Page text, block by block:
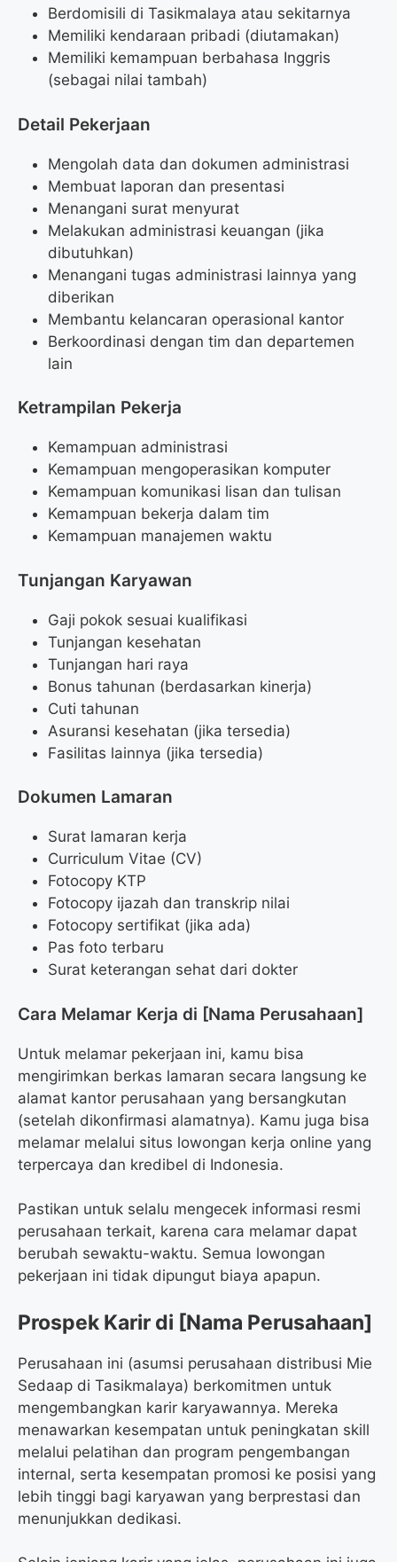
Berdomisili di Tasikmalaya atau sekitarnya
Memiliki kendaraan pribadi (diutamakan)
Memiliki kemampuan berbahasa Inggris
(sebagai nilai tambah)
Detail Pekerjaan
Mengolah data dan dokumen administrasi
Membuat laporan dan presentasi
Menangani surat menyurat
Melakukan administrasi keuangan (jika
dibutuhkan)
Menangani tugas administrasi lainnya yang
diberikan
Membantu kelancaran operasional kantor
Berkoordinasi dengan tim dan departemen
lain
Ketrampilan Pekerja
Kemampuan administrasi
Kemampuan mengoperasikan komputer
Kemampuan komunikasi lisan dan tulisan
Kemampuan bekerja dalam tim
Kemampuan manajemen waktu
Tunjangan Karyawan
Gaji pokok sesuai kualifikasi
Tunjangan kesehatan
Tunjangan hari raya
Bonus tahunan (berdasarkan kinerja)
Cuti tahunan
Asuransi kesehatan (jika tersedia)
Fasilitas lainnya (jika tersedia)
Dokumen Lamaran
Surat lamaran kerja
Curriculum Vitae (CV)
Fotocopy KTP
Fotocopy ijazah dan transkrip nilai
Fotocopy sertifikat (jika ada)
Pas foto terbaru
Surat keterangan sehat dari dokter
Cara Melamar Kerja di [Nama Perusahaan]
Untuk melamar pekerjaan ini, kamu bisa
mengirimkan berkas lamaran secara langsung ke
alamat kantor perusahaan yang bersangkutan
(setelah dikonfirmasi alamatnya). Kamu juga bisa
melamar melalui situs lowongan kerja online yang
terpercaya dan kredibel di Indonesia.
Pastikan untuk selalu mengecek informasi resmi
perusahaan terkait, karena cara melamar dapat
berubah sewaktu-waktu. Semua lowongan
pekerjaan ini tidak dipungut biaya apapun.
Prospek Karir di [Nama Perusahaan]
Perusahaan ini (asumsi perusahaan distribusi Mie
Sedaap di Tasikmalaya) berkomitmen untuk
mengembangkan karir karyawannya. Mereka
menawarkan kesempatan untuk peningkatan skill
melalui pelatihan dan program pengembangan
internal, serta kesempatan promosi ke posisi yang
lebih tinggi bagi karyawan yang berprestasi dan
menunjukkan dedikasi.